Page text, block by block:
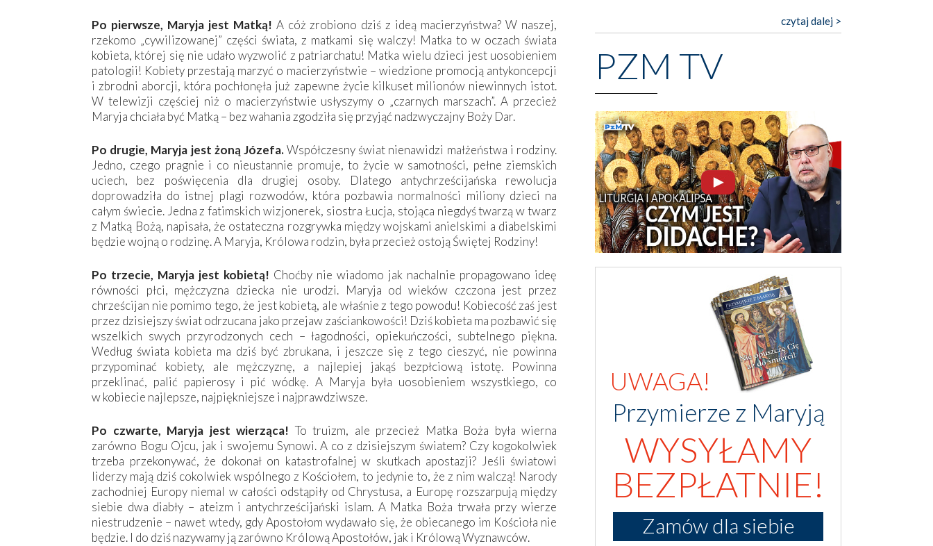
Po pierwsze, Maryja jest Matką! A cóż zrobiono dziś z ideą macierzyństwa? W naszej,
rzekomo „cywilizowanej” części świata, z matkami się walczy! Matka to w oczach świata
kobieta, której się nie udało wyzwolić z patriarchatu! Matka wielu dzieci jest uosobieniem
patologii! Kobiety przestają marzyć o macierzyństwie – wiedzione promocją antykoncepcji
i zbrodni aborcji, która pochłonęła już zapewne życie kilkuset milionów niewinnych istot.
W telewizji częściej niż o macierzyństwie usłyszymy o „czarnych marszach”. A przecież
Maryja chciała być Matką – bez wahania zgodziła się przyjąć nadzwyczajny Boży Dar.
Po drugie, Maryja jest żoną Józefa.Współczesny świat nienawidzi małżeństwa i rodziny.
Jedno, czego pragnie i co nieustannie promuje, to życie w samotności, pełne ziemskich
uciech, bez poświęcenia dla drugiej osoby. Dlatego antychrześcijańska rewolucja
doprowadziła do istnej plagi rozwodów, która pozbawia normalności miliony dzieci na
całym świecie. Jedna z fatimskich wizjonerek, siostra Łucja, stojąca niegdyś twarzą w twarz
z Matką Bożą, napisała, że ostateczna rozgrywka między wojskami anielskimi a diabelskimi
będzie wojną o rodzinę. A Maryja, Królowa rodzin, była przecież ostoją Świętej Rodziny!
Po trzecie, Maryja jest kobietą! Choćby nie wiadomo jak nachalnie propagowano ideę
równości płci, mężczyzna dziecka nie urodzi. Maryja od wieków czczona jest przez
chrześcijan nie pomimo tego, że jest kobietą, ale właśnie z tego powodu! Kobiecość zaś jest
przez dzisiejszy świat odrzucana jako przejaw zaściankowości! Dziś kobieta ma pozbawić się
wszelkich swych przyrodzonych cech – łagodności, opiekuńczości, subtelnego piękna.
Według świata kobieta ma dziś być zbrukana, i jeszcze się z tego cieszyć, nie powinna
przypominać kobiety, ale mężczyznę, a najlepiej jakąś bezpłciową istotę. Powinna
przeklinać, palić papierosy i pić wódkę. A Maryja była uosobieniem wszystkiego, co
w kobiecie najlepsze, najpiękniejsze i najprawdziwsze.
Po czwarte, Maryja jest wierząca!To truizm, ale przecież Matka Boża była wierna
zarówno Bogu Ojcu, jak i swojemu Synowi. A co z dzisiejszym światem? Czy kogokolwiek
trzeba przekonywać, że dokonał on katastrofalnej w skutkach apostazji? Jeśli światowi
liderzy mają dziś cokolwiek wspólnego z Kościołem, to jedynie to, że z nim walczą! Narody
zachodniej Europy niemal w całości odstąpiły od Chrystusa, a Europę rozszarpują między
siebie dwa diabły – ateizm i antychrześcijański islam. A Matka Boża trwała przy wierze
niestrudzenie – nawet wtedy, gdy Apostołom wydawało się, że obiecanego im ­Kościoła nie
będzie. I do dziś nazywamy ją zarówno Królową Apostołów, jak i Królową Wyznawców.
czytaj dalej >
PZM TV
UWAGA!
Przymierze z Maryją
WYSYŁAMY
BEZPŁATNIE!
Zamów dla siebie